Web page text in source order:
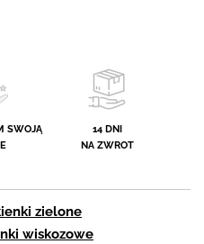
SWOJĄ
14 DNI
NA ZWROT
zielone
wiskozowe